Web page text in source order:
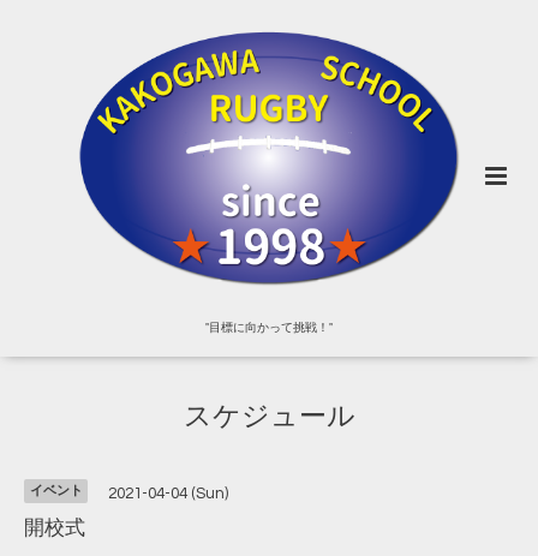
"目標に向かって挑戦！"
スケジュール
イベント 2021-04-04 (Sun)
開校式